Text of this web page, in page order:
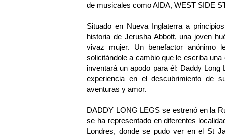
de musicales como AIDA, WEST SIDE
Situado en Nueva Inglaterra a
historia de Jerusha Abbott, una joven
vivaz mujer. Un benefactor anónimo
solicitándole a cambio que le escriba
inventará un apodo para él: Daddy
experiencia en el descubrimiento de
aventuras y amor.
DADDY LONG LEGS se estrenó en la
se ha representado en diferentes
Londres, donde se pudo ver en el St